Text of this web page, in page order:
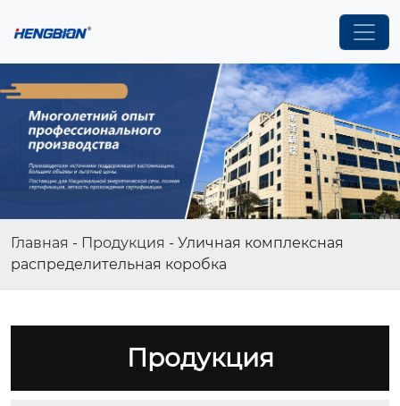
Главная - Продукция - Уличная комплексная
распределительная коробка
Продукция